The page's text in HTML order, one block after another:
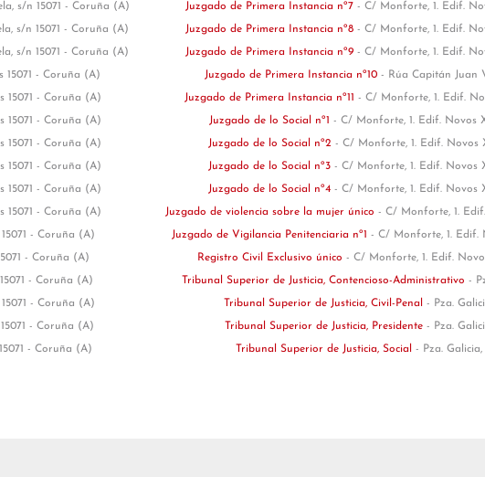
s/n 15071 - Coruña (A)
s/n 15071 - Coruña (A)
s/n 15071 - Coruña (A)
15071 - Coruña (A)
15071 - Coruña (A)
15071 - Coruña (A)
15071 - Coruña (A)
15071 - Coruña (A)
15071 - Coruña (A)
15071 - Coruña (A)
- Coruña (A)
- Coruña (A)
- Coruña (A)
- Coruña (A)
- Coruña (A)
- Coruña (A)
Juzgado de Primera Instancia nº7 - C/ Monforte, 1. Edif.
Juzgado de Primera Instancia nº8 - C/ Monforte, 1. Edif.
Juzgado de Primera Instancia nº9 - C/ Monforte, 1. Edif.
Juzgado de Primera Instancia nº10 - Rúa Capitán Juan
Juzgado de Primera Instancia nº11 - C/ Monforte, 1. Edif.
Juzgado de lo Social nº1 - C/ Monforte, 1. Edif. Novos
Juzgado de lo Social nº2 - C/ Monforte, 1. Edif. Novos
Juzgado de lo Social nº3 - C/ Monforte, 1. Edif. Novos
Juzgado de lo Social nº4 - C/ Monforte, 1. Edif. Novos
Juzgado de violencia sobre la mujer único - C/ Monforte, 1.
Juzgado de Vigilancia Penitenciaria nº1 - C/ Monforte, 1. Edif.
Registro Civil Exclusivo único - C/ Monforte, 1. Edif.
Tribunal Superior de Justicia, Contencioso-Administrativo -
Tribunal Superior de Justicia, Civil-Penal - Pza.
Tribunal Superior de Justicia, Presidente - Pza.
Tribunal Superior de Justicia, Social - Pza.